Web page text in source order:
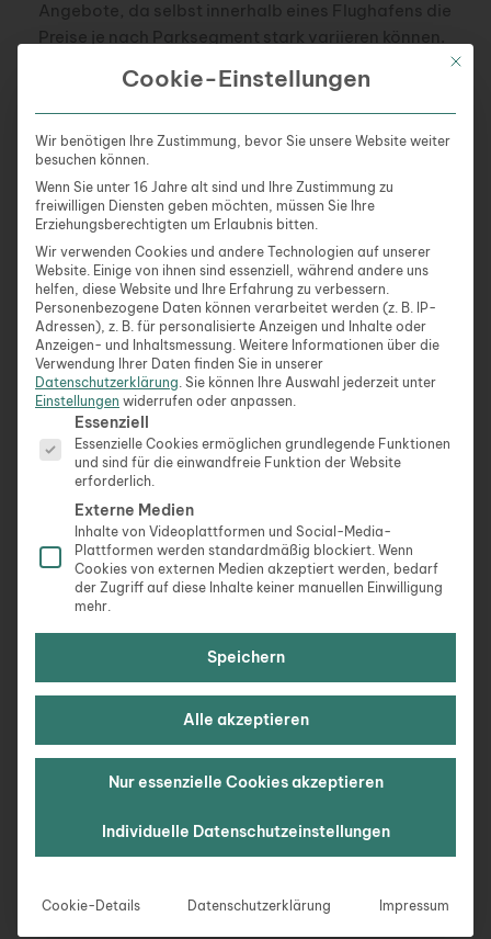
Angebote, da selbst innerhalb eines Flughafens die
Preise je nach Parksegment stark variieren können.
Vergleichsportale, die oft noch günstigere
Alternativen bei privaten Anbietern in
Flughafennähe aufzeigen.
Alternative Parklösungen abseits der offiziellen
Angebote
Neben den offiziellen Parkflächen der
Flughafenbetreiber existiert ein wachsendes
Angebot privater Anbieter. Diese betreiben eigene
Parkplätze in Flughafennähe und bieten oft
attraktive Zusatzleistungen wie kostenlose Shuttle-
Services, Fahrzeugpflege während der
Abwesenheit oder überdachte Stellplätze zu
teilweise deutlich günstigeren Konditionen.
Besonders bei längeren Abwesenheiten können
auch Park-and-Ride-Plätze in Verbindung mit
öffentlichen Verkehrsmitteln eine wirtschaftliche
Alternative darstellen. In Metropolregionen wie
München, Frankfurt oder Berlin sind die Flughäfen
gut an den ÖPNV angebunden, sodass sich das
Auto auch weiter entfernt vom Airport abstellen
lässt.
Komfort und Sicherheit: Worauf wirklich zu achten
Bei aller Preisoptimierung sollten gewisse
Qualitätsstandards nicht unterschritten werden.
Sicherheit des Parkplatzes ein entscheidendes
Mit
Cookie-Einstellungen
Wir benötigen Ihre Zustimmung, bevor Sie unsere Website weiter
besuchen können.
Wenn Sie unter 16 Jahre alt sind und Ihre Zustimmung zu
freiwilligen Diensten geben möchten, müssen Sie Ihre
Erziehungsberechtigten um Erlaubnis bitten.
Wir verwenden Cookies und andere Technologien auf unserer
Website. Einige von ihnen sind essenziell, während andere uns
helfen, diese Website und Ihre Erfahrung zu verbessern.
Personenbezogene Daten können verarbeitet werden (z. B. IP-
Adressen), z. B. für personalisierte Anzeigen und Inhalte oder
Anzeigen- und Inhaltsmessung. Weitere Informationen über die
Verwendung Ihrer Daten finden Sie in unserer
Datenschutzerklärung Sie können Ihre Auswahl jederzeit unter
Einstellungen widerrufen oder anpassen.
Es folgt eine Liste der Service-Gruppen, für die eine
Essenziell
Essenzielle Cookies ermöglichen grundlegende Funktionen
und sind für die einwandfreie Funktion der Website
erforderlich.
Externe Medien
Inhalte von Videoplattformen und Social-Media-
Plattformen werden standardmäßig blockiert. Wenn
Cookies von externen Medien akzeptiert werden, bedarf
der Zugriff auf diese Inhalte keiner manuellen Einwilligung
mehr.
Speichern
Alle akzeptieren
Nur essenzielle Cookies akzeptieren
Individuelle Datenschutzeinstellungen
Cookie-Details Datenschutzerklärung Impressum